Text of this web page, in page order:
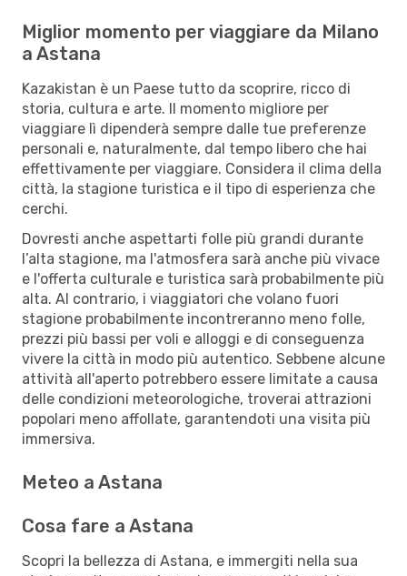
Miglior momento per viaggiare da Milano
a Astana
Kazakistan è un Paese tutto da scoprire, ricco di
storia, cultura e arte. Il momento migliore per
viaggiare lì dipenderà sempre dalle tue preferenze
personali e, naturalmente, dal tempo libero che hai
effettivamente per viaggiare. Considera il clima della
città, la stagione turistica e il tipo di esperienza che
cerchi.
Dovresti anche aspettarti folle più grandi durante
l’alta stagione, ma l'atmosfera sarà anche più vivace
e l'offerta culturale e turistica sarà probabilmente più
alta. Al contrario, i viaggiatori che volano fuori
stagione probabilmente incontreranno meno folle,
prezzi più bassi per voli e alloggi e di conseguenza
vivere la città in modo più autentico. Sebbene alcune
attività all'aperto potrebbero essere limitate a causa
delle condizioni meteorologiche, troverai attrazioni
popolari meno affollate, garantendoti una visita più
immersiva.
Meteo a Astana
Cosa fare a Astana
Scopri la bellezza di Astana, e immergiti nella sua